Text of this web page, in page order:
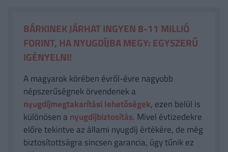
BÁRKINEK JÁRHAT INGYEN 8-11 MILLIÓ
FORINT, HA NYUGDÍJBA MEGY: EGYSZERŰ
IGÉNYELNI!
A magyarok körében évről-évre nagyobb
népszerűségnek örvendenek a
nyugdíjmegtakarítási lehetőségek, ezen belül is
különösen a nyugdíjbiztosítás. Mivel évtizedekre
előre tekintve az állami nyugdíj értékére, de még
biztosítottságra sincsen garancia, úgy tűnik ez